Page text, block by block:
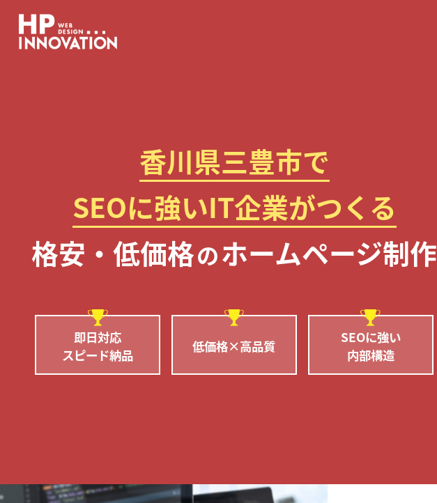
香川県三豊市で
SEOに強いIT企業がつくる
格安・低価格のホームページ制作
即日対応
スピード納品
低価格×高品質
SEOに強い
内部構造